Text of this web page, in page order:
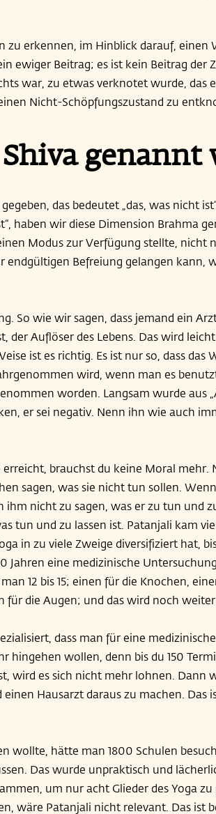
zu erkennen, im Hinblick darauf, einen
ewiger Beitrag; es ist kein Beitrag der
war, zu etwas verknotet wurde, das
Nicht-Schöpfungszustand zu
genannt
das bedeutet „das, was nicht
haben wir diese Dimension Brahma
Modus zur Verfügung stellte, nicht
Befreiung gelangen kann,
So wie wir sagen, dass jemand ein
der Auflöser des Lebens. Das wird
ist es richtig. Es ist nur so, dass das
wird, wenn man es
worden. Langsam wurde aus
er sei negativ. Nenn ihn wie auch
brauchst du keine Moral mehr.
sagen, was sie nicht tun sollen.
nicht zu sagen, was er zu tun und
tun und zu lassen ist. Patanjali kam
in zu viele Zweige diversifiziert hat,
Jahren eine medizinische
12 bis 15; einen für die Knochen,
für die Augen; und das wird noch weiter
dass man für eine
hingehen wollen, denn bis du 150
wird es sich nicht mehr lohnen. Dann
Hausarzt daraus zu machen. Das
wollte, hätte man 1800 Schulen
Das wurde unpraktisch und
um nur acht Glieder des Yoga zu
wäre Patanjali nicht relevant. Das ist